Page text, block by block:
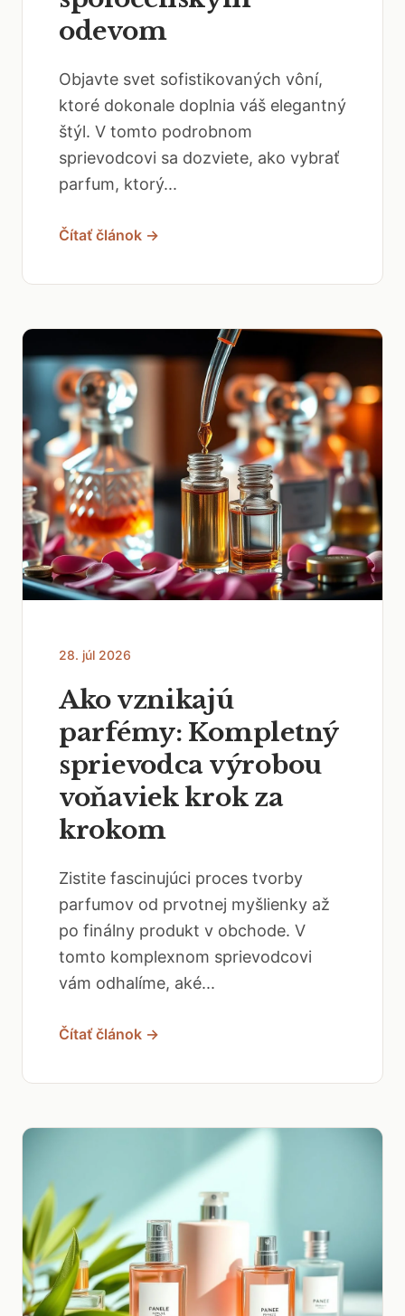
odevom
Objavte svet sofistikovaných vôní,
ktoré dokonale doplnia váš elegantný
štýl. V tomto podrobnom
sprievodcovi sa dozviete, ako vybrať
parfum, ktorý...
Čítať článok →
28. júl 2026
Ako vznikajú
parfémy: Kompletný
sprievodca výrobou
voňaviek krok za
krokom
Zistite fascinujúci proces tvorby
parfumov od prvotnej myšlienky až
po finálny produkt v obchode. V
tomto komplexnom sprievodcovi
vám odhalíme, aké...
Čítať článok →